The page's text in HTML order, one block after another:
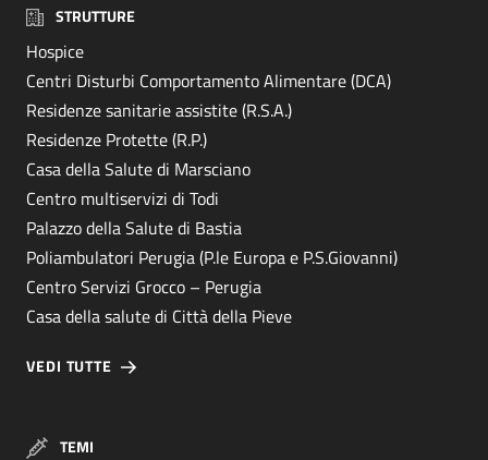
STRUTTURE
Hospice
Centri Disturbi Comportamento Alimentare (DCA)
Residenze sanitarie assistite (R.S.A.)
Residenze Protette (R.P.)
Casa della Salute di Marsciano
Centro multiservizi di Todi
Palazzo della Salute di Bastia
Poliambulatori Perugia (P.le Europa e P.S.Giovanni)
Centro Servizi Grocco – Perugia
Casa della salute di Città della Pieve
VEDI TUTTE
TEMI